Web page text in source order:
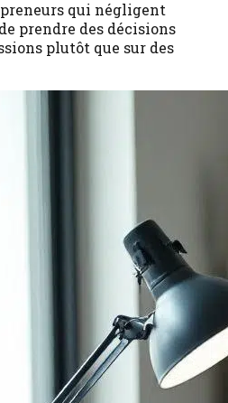
qui négligent
prendre des décisions
plutôt que sur des